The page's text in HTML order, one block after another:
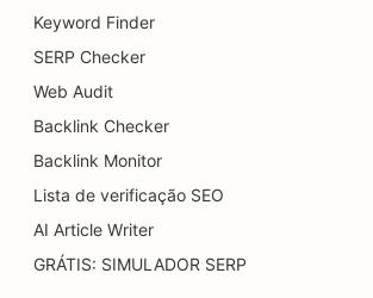
SEO para serviços de aumento de seios
SEO para restaurantes de buffet
SEO para lojas de bolos
SEO para concessionárias de veículos
SEO para cirurgiões de queimaduras
Keyword Finder
SERP Checker
Web Audit
Backlink Checker
Backlink Monitor
Lista de verificação SEO
AI Article Writer
GRÁTIS: SIMULADOR SERP